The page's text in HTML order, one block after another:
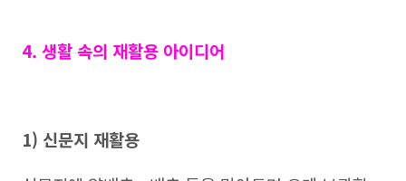
4. 생활 속의 재활용 아이디어
1) 신문지 재활용